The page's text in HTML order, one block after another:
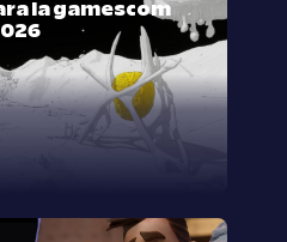
la gamescom